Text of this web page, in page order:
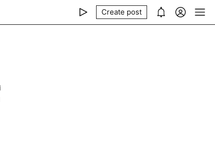
Create post